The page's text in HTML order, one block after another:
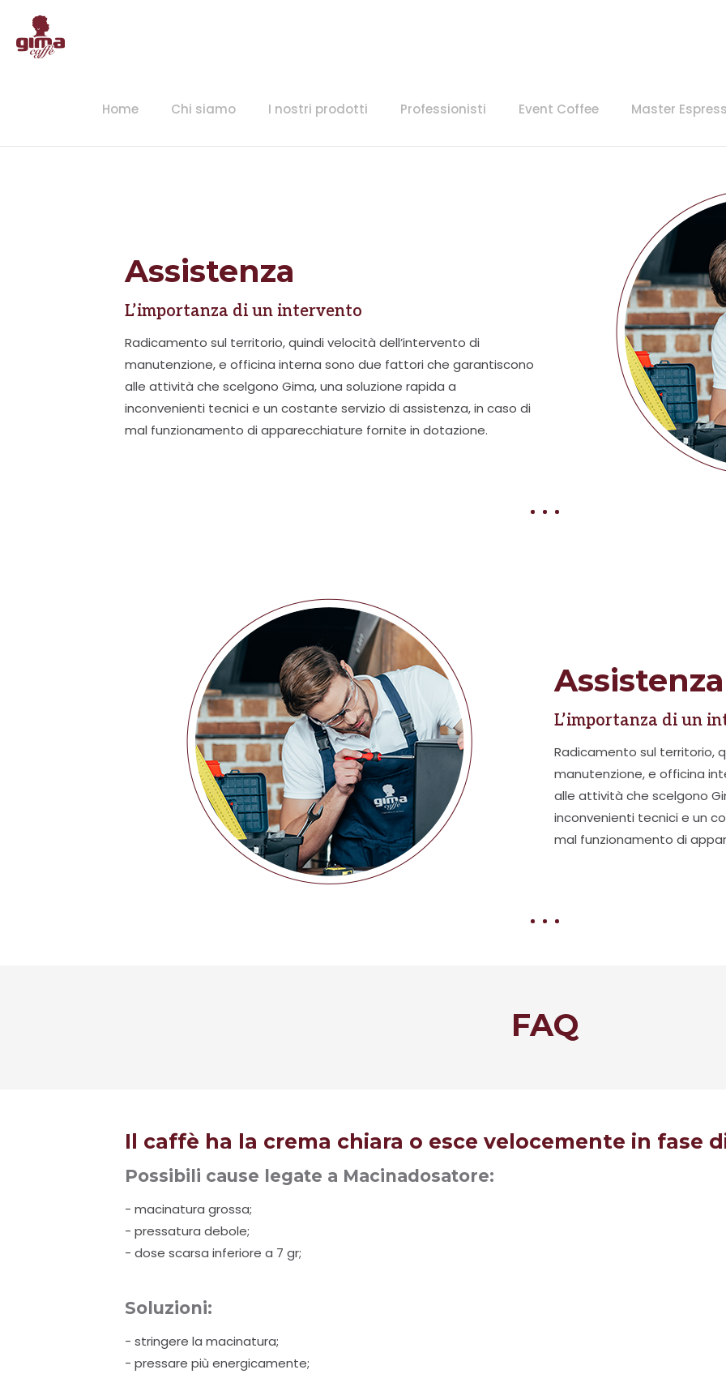
Home Chi siamo I nostri prodotti Professionisti Event Coffee Master
Assistenza
L’importanza di un intervento
Radicamento sul territorio, quindi velocità dell’intervento di
manutenzione, e officina interna sono due fattori che garantiscono
alle attività che scelgono Gima, una soluzione rapida a
inconvenienti tecnici e un costante servizio di assistenza, in caso di
mal funzionamento di apparecchiature fornite in dotazione.
Assistenza
L’importanza di un
Radicamento sul territorio,
manutenzione, e officina
alle attività che scelgono
inconvenienti tecnici e un
mal funzionamento di
FAQ
Il caffè ha la crema chiara o esce velocemente in fase
Possibili cause legate a Macinadosatore:
- macinatura grossa;
- pressatura debole;
- dose scarsa inferiore a 7 gr;
Soluzioni:
- stringere la macinatura;
- pressare più energicamente;